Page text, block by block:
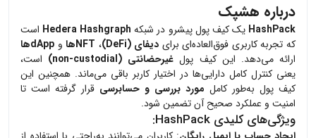
درباره هشپک
HashPack یک کیف پول پیشرو در شبکه Hedera Hashgraph است
که تجربه کاربری فوق‌العاده‌ای برای دیفای (DeFi) ، NFTها و dAppها
ارائه می‌دهد. این کیف پول غیرحضانتی (non-custodial)
است،
یعنی کنترل کامل دارایی‌ها در اختیار کاربر باقی می‌ماند. همچنین این
کیف پول به‌طور کامل مورد بررسی و حسابرسی قرار گرفته است تا
امنیت و عملکرد صحیح آن تضمین شود.
ویژگی‌های کلیدی HashPack
: